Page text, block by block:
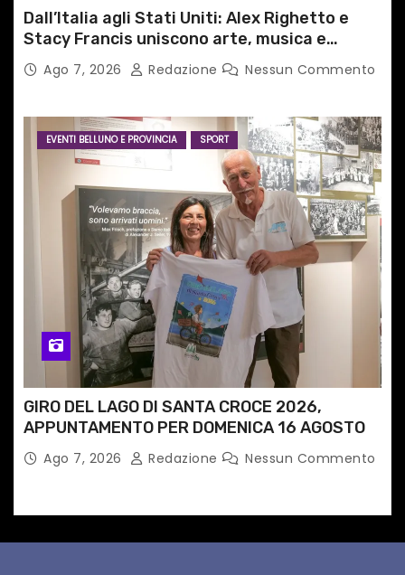
Dall’Italia agli Stati Uniti: Alex Righetto e
Stacy Francis uniscono arte, musica e
tecnologia in un nuovo progetto
internazionale”
Ago 7, 2026 Redazione Nessun Commento
EVENTI BELLUNO E PROVINCIA SPORT
GIRO DEL LAGO DI SANTA CROCE 2026,
APPUNTAMENTO PER DOMENICA 16 AGOSTO
Ago 7, 2026 Redazione Nessun Commento